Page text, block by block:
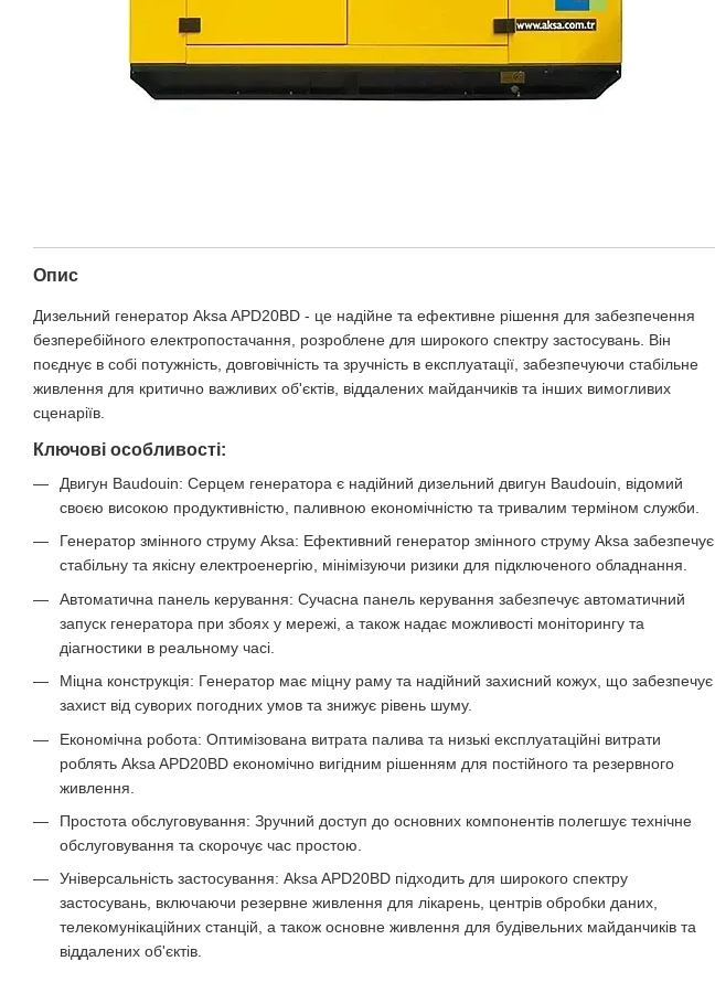
Опис
Дизельний генератор Aksa APD20BD - це надійне та ефективне рішення для забезпечення
безперебійного електропостачання, розроблене для широкого спектру застосувань. Він
поєднує в собі потужність, довговічність та зручність в експлуатації, забезпечуючи стабільне
живлення для критично важливих об'єктів, віддалених майданчиків та інших вимогливих
сценаріїв.
Ключові особливості:
Двигун Baudouin: Серцем генератора є надійний дизельний двигун Baudouin, відомий
своєю високою продуктивністю, паливною економічністю та тривалим терміном служби.
Генератор змінного струму Aksa: Ефективний генератор змінного струму Aksa забезпечує
стабільну та якісну електроенергію, мінімізуючи ризики для підключеного обладнання.
Автоматична панель керування: Сучасна панель керування забезпечує автоматичний
запуск генератора при збоях у мережі, а також надає можливості моніторингу та
діагностики в реальному часі.
Міцна конструкція: Генератор має міцну раму та надійний захисний кожух, що забезпечує
захист від суворих погодних умов та знижує рівень шуму.
Економічна робота: Оптимізована витрата палива та низькі експлуатаційні витрати
роблять Aksa APD20BD економічно вигідним рішенням для постійного та резервного
живлення.
Простота обслуговування: Зручний доступ до основних компонентів полегшує технічне
обслуговування та скорочує час простою.
Універсальність застосування: Aksa APD20BD підходить для широкого спектру
застосувань, включаючи резервне живлення для лікарень, центрів обробки даних,
телекомунікаційних станцій, а також основне живлення для будівельних майданчиків та
віддалених об'єктів.